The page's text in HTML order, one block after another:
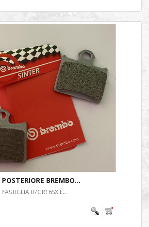
BREMBO...
07GR16SX È...